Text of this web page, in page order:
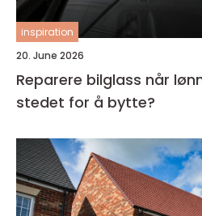
inspiration
20. June 2026
Reparere bilglass når lønner det seg å fikse i
stedet for å bytte?